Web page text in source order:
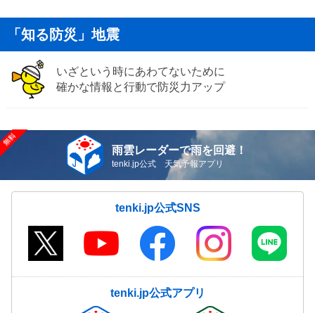
「知る防災」地震
いざという時にあわてないために
確かな情報と行動で防災力アップ
雨雲レーダーで雨を回避！
tenki.jp公式 天気予報アプリ
tenki.jp公式SNS
tenki.jp公式アプリ